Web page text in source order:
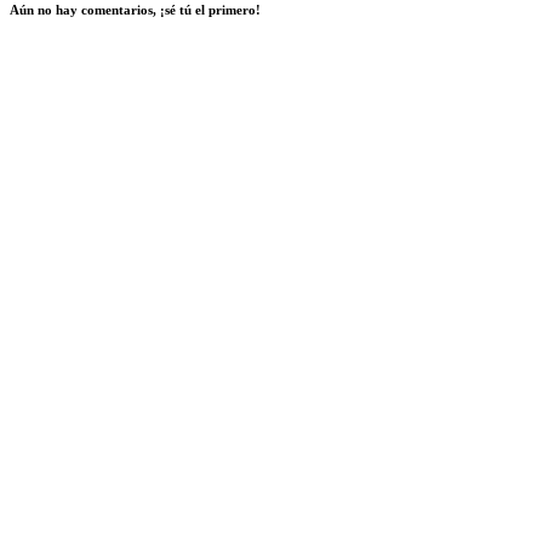
Aún no hay comentarios, ¡sé tú el primero!